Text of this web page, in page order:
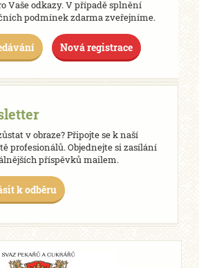
Vaše odkazy. V případě splnění
podmínek zdarma zveřejníme.
Nová registrace
v obraze? Připojte se k naší
profesionálů. Objednejte si zasílání
příspěvků mailem.
k odběru